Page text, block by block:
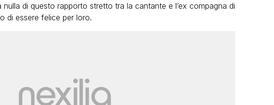
di questo rapporto stretto tra la cantante e l’ex compagna di
di essere felice per loro.